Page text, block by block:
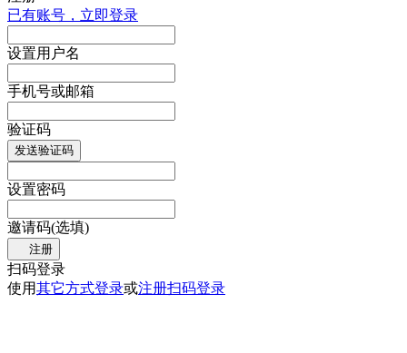
已有账号，立即登录
设置用户名
手机号或邮箱
验证码
发送验证码
设置密码
邀请码(选填)
注册
扫码登录
使用其它方式登录或注册扫码登录